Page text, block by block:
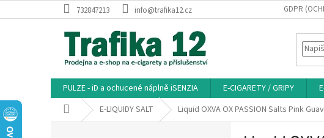
na
732847213 info@trafika12.cz GDPR
PULZE - iD a ochucené náplně iSENZIA E-CIGARETY / GRIPY
Domů E-LIQUIDY SALT Liquid OXVA OX PASSION Salts Pink